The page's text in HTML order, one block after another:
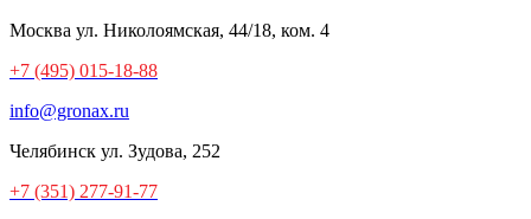
Москва ул. Николоямская, 44/18, ком. 4
+7 (495) 015-18-88
info@gronax.ru
Челябинск ул. Зудова, 252
+7 (351) 277-91-77